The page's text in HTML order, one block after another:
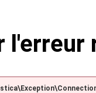
l'erreur